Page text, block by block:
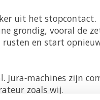
uit het stopcontact.
grondig, vooral de
en start
Jura-machines zijn
zoals wij.